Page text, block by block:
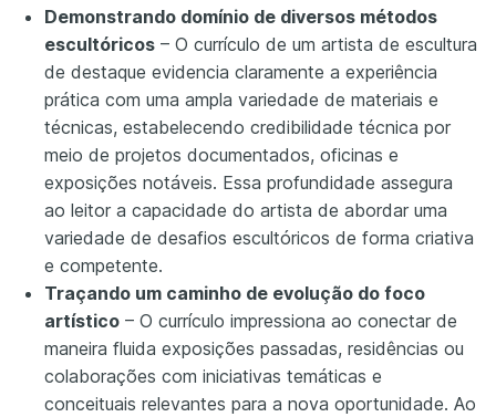
Demonstrando domínio de diversos métodos
escultóricos – O currículo de um artista de escultura
de destaque evidencia claramente a experiência
prática com uma ampla variedade de materiais e
técnicas, estabelecendo credibilidade técnica por
meio de projetos documentados, oficinas e
exposições notáveis. Essa profundidade assegura
ao leitor a capacidade do artista de abordar uma
variedade de desafios escultóricos de forma criativa
e competente.
Traçando um caminho de evolução do foco
artístico – O currículo impressiona ao conectar de
maneira fluida exposições passadas, residências ou
colaborações com iniciativas temáticas e
conceituais relevantes para a nova oportunidade. Ao